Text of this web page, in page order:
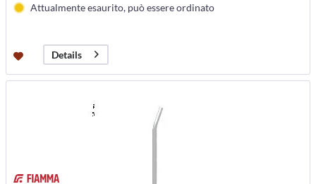
Attualmente esaurito, può essere ordinato
Details